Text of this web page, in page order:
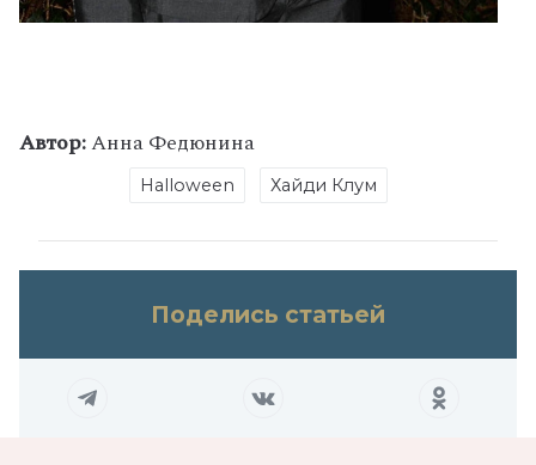
Автор:Анна Федюнина
Halloween Хайди Клум
Поделись статьей